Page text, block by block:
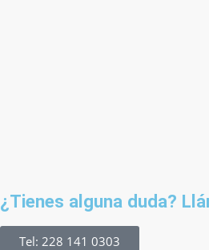
¿Tienes alguna duda?
Tel: 228 141 0303